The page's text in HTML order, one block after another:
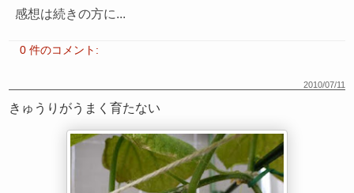
感想は続きの方に...
0 件のコメント:
2010/07/11
きゅうりがうまく育たない